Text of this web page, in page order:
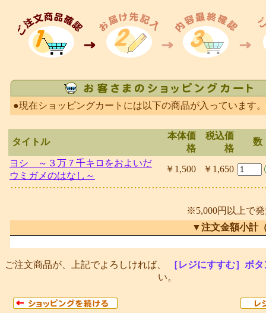
●現在ショッピングカートには以下の商品が入っています。
タイトル
本体価
格
税込価
格
ヨシ ～３万７千キロをおよいだ
ウミガメのはなし～
￥1,500 ￥1,650
※5,000円以上で
▼注文金額小計
ご注文商品が、上記でよろしければ、
［レジにすすむ］ボタ
い。